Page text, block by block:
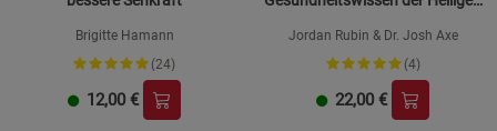
Brigitte Hamann
(24)
12,00 €
Jordan Rubin & Dr. Josh Axe
(4)
22,00 €